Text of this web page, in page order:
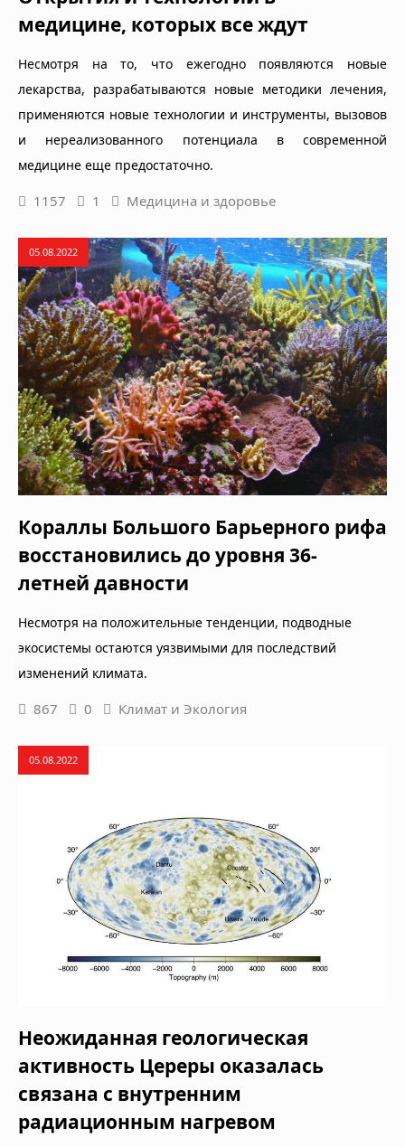
медицине, которых все ждут
Несмотря на то, что ежегодно появляются новые
лекарства, разрабатываются новые методики лечения,
применяются новые технологии и инструменты, вызовов
и нереализованного потенциала в современной
медицине еще предостаточно.
1157 1 Медицина и здоровье
05.08.2022
Кораллы Большого Барьерного рифа
восстановились до уровня 36-
летней давности
Несмотря на положительные тенденции, подводные
экосистемы остаются уязвимыми для последствий
изменений климата.
867 0 Климат и Экология
05.08.2022
Неожиданная геологическая
активность Цереры оказалась
связана с внутренним
радиационным нагревом